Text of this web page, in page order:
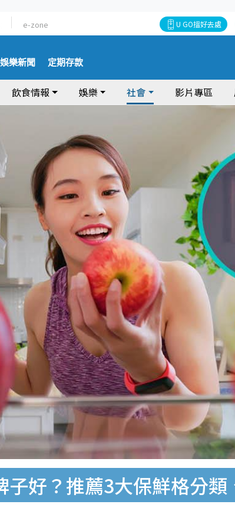
e-zone U GO搵好去處
娛樂新聞 定期存款
飲食情報 娛樂 社會 影片專區
子好？推薦3大保鮮格分